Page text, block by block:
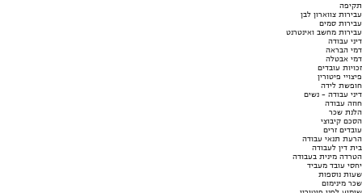
תקיפה
עבירות צווארון לבן
עבירות סמים
עבירות מחשב ואינטרנט
דיני עבודה
דמי הבראה
דמי אבטלה
זכויות עובדים
פיצויי פיטורין
חופשת לידה
דיני עבודה - נשים
חוזה עבודה
הלנת שכר
הסכם קיבוצי
עובדים זרים
הרעת תנאי עבודה
בית דין לעבודה
הטרדה מינית בעבודה
יחסי עובד מעביד
שעות נוספות
שכר מינימום